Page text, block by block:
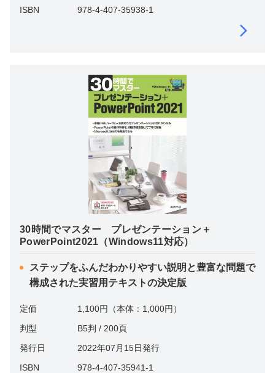
ISBN
978-4-407-35938-1
30時間でマスター プレゼンテーション＋
PowerPoint2021（Windows11対応）
ステップをふんだわかりやすい説明と豊富な問題で
構成された実習用テキストの決定版
定価
1,100円（本体：1,000円）
判型
B5判 / 200頁
発行日
2022年07月15日発行
ISBN
978-4-407-35941-1